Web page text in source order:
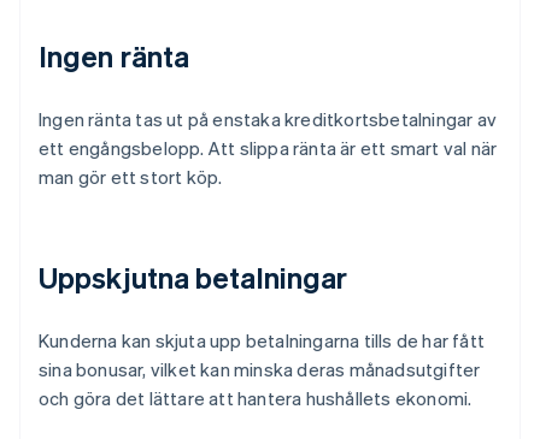
Ingen ränta
Ingen ränta tas ut på enstaka kreditkortsbetalningar av
ett engångsbelopp. Att slippa ränta är ett smart val när
man gör ett stort köp.
Uppskjutna betalningar
Kunderna kan skjuta upp betalningarna tills de har fått
sina bonusar, vilket kan minska deras månadsutgifter
och göra det lättare att hantera hushållets ekonomi.